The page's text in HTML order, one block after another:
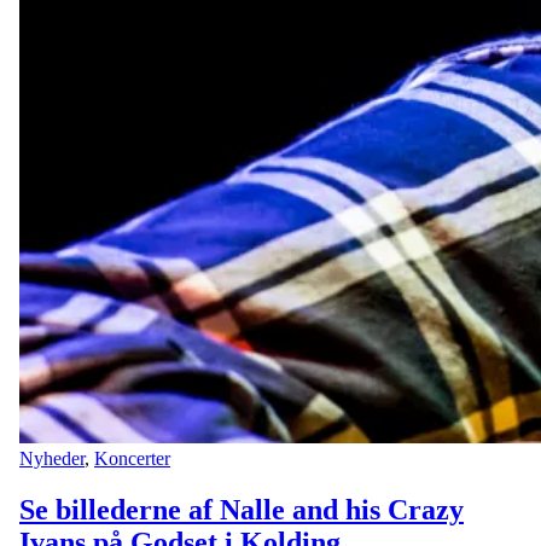
Nyheder, Koncerter
Se billederne af Nalle and his Crazy